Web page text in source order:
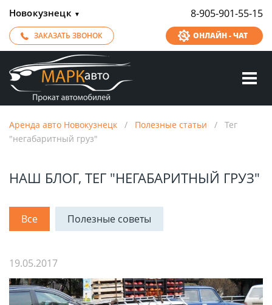
Новокузнецк ▼ 8-905-901-55-15
ЗАКАЗАТЬ ЗВОНОК ОНЛАЙН - ЧАТ
Аренда авто Новокузнецк / Полезные статьи / Тег
"негабаритный груз"
НАШ БЛОГ, ТЕГ "НЕГАБАРИТНЫЙ ГРУЗ"
Все Полезные советы
19.05.2017